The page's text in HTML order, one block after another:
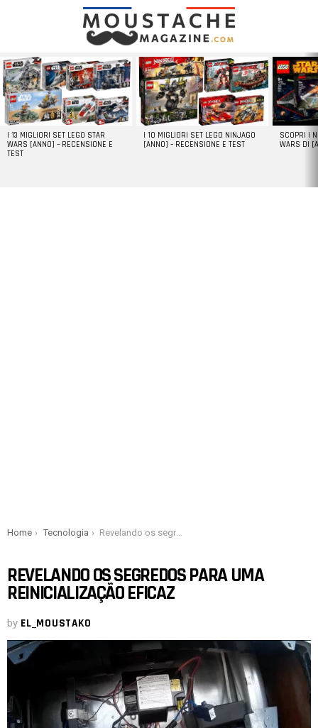
LATEST
STORIES
I 13 MIGLIORI SET LEGO STAR
WARS [ANNO] – RECENSIONE E
TEST
I 10 MIGLIORI SET LEGO NINJAGO
[ANNO] – RECENSIONE E TEST
SCOPRI I
WARS DI
You are here:
Home Tecnologia Revelando os segredos para uma reinicialização eficaz
REVELANDO OS SEGREDOS PARA UMA
REINICIALIZAÇÃO EFICAZ
by EL_MOUSTAKO